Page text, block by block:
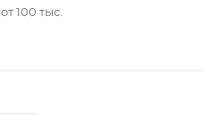
от 100 тыс.